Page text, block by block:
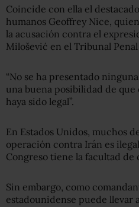
Coincide con ella el
humanos Geoffrey Nice,
la acusación contra el
Milošević en el Tribunal
“No se ha presentado
una buena posibilidad de
haya sido legal”.
En Estados Unidos, muchos
operación contra Irán es
Congreso tiene la facultad de
Sin embargo, como
estadounidense puede llevar